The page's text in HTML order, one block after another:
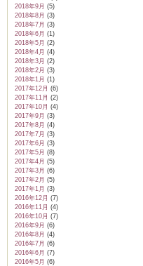
2018年9月 (5)
2018年8月 (3)
2018年7月 (3)
2018年6月 (1)
2018年5月 (2)
2018年4月 (4)
2018年3月 (2)
2018年2月 (3)
2018年1月 (1)
2017年12月 (6)
2017年11月 (2)
2017年10月 (4)
2017年9月 (3)
2017年8月 (4)
2017年7月 (3)
2017年6月 (3)
2017年5月 (8)
2017年4月 (5)
2017年3月 (6)
2017年2月 (5)
2017年1月 (3)
2016年12月 (7)
2016年11月 (4)
2016年10月 (7)
2016年9月 (6)
2016年8月 (4)
2016年7月 (6)
2016年6月 (7)
2016年5月 (6)